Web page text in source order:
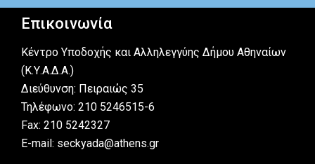
Επικοινωνία
Κέντρο Υποδοχής και Αλληλεγγύης Δήμου Αθηναίων
(Κ.Υ.Α.Δ.Α.)
Διεύθυνση: Πειραιώς 35
Τηλέφωνο: 210 5246515-6
Fax: 210 5242327
E-mail: seckyada@athens.gr